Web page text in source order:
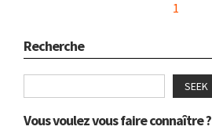
1
Recherche
SEEK
Vous voulez vous faire connaître ?